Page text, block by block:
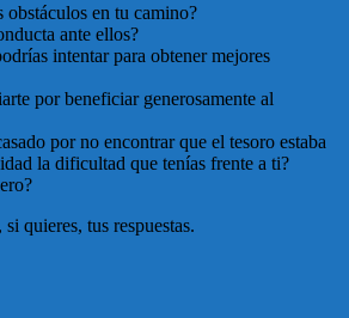
obstáculos en tu camino?
ante ellos?
intentar para obtener mejores
por beneficiar generosamente al
por no encontrar que el tesoro estaba
la dificultad que tenías frente a ti?
quieres, tus respuestas.